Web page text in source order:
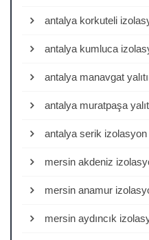
antalya korkuteli
antalya kumluca
antalya manavgat
antalya muratpaşa
antalya serik izolasyon
mersin akdeniz
mersin anamur
mersin aydıncık